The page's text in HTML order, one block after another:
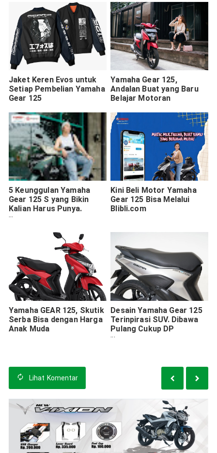
Jaket Keren Evos untuk
Setiap Pembelian Yamaha
Gear 125
Yamaha Gear 125,
Andalan Buat yang Baru
Belajar Motoran
5 Keunggulan Yamaha
Gear 125 S yang Bikin
Kalian Harus Punya.
Harga 2022 Cek di Sini!
Kini Beli Motor Yamaha
Gear 125 Bisa Melalui
Blibli.com
Yamaha GEAR 125, Skutik
Serba Bisa dengan Harga
Anak Muda
Desain Yamaha Gear 125
Terinpirasi SUV. Dibawa
Pulang Cukup DP
Rp500ribu
Lihat Komentar